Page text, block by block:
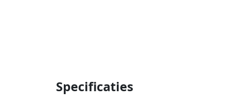
Specificaties